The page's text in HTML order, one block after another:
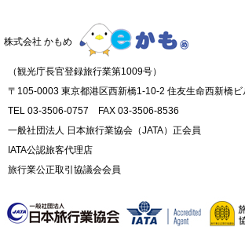
株式会社 かもめ
（観光庁長官登録旅行業第1009号）
〒105-0003 東京都港区西新橋1-10-2 住友生命西新橋ビ
TEL 03-3506-0757 FAX 03-3506-8536
一般社団法人 日本旅行業協会（JATA）正会員
IATA公認旅客代理店
旅行業公正取引協議会会員